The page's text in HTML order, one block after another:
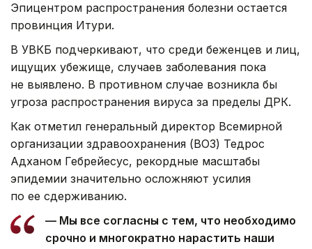
Эпицентром распространения болезни остается
провинция Итури.
В УВКБ подчеркивают, что среди беженцев и лиц,
ищущих убежище, случаев заболевания пока
не выявлено. В противном случае возникла бы
угроза распространения вируса за пределы ДРК.
Как отметил генеральный директор Всемирной
организации здравоохранения (ВОЗ) Тедрос
Адханом Гебрейесус, рекордные масштабы
эпидемии значительно осложняют усилия
по ее сдерживанию.
— Мы все согласны с тем, что необходимо
срочно и многократно нарастить наши